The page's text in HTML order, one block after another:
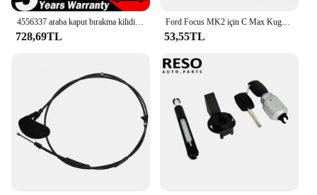
4556337 araba kaput bırakma kilidi mandalı Ford- Focus tamir kiti için C-MAX anahtar seti 2003-2007 MK2 2004-2012 3M5AR16B970AD kısa tip
728,69TL
Ford Focus MK2 için C Max Kuga 2004 2005 2006 2007 2008 2009 2010 2011 2012 1355231 Bonnet bırakma kilidi mandalı yakalamak komple
53,55TL